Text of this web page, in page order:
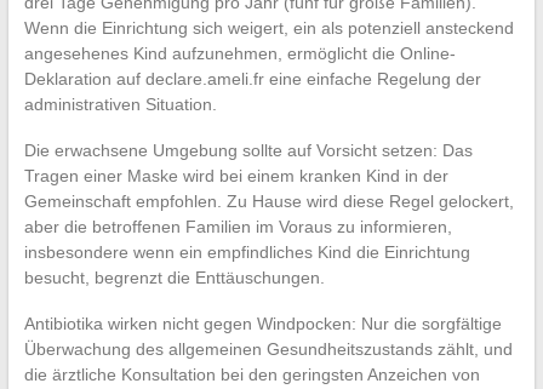
Wenn die Einrichtung sich weigert, ein als potenziell ansteckend
angesehenes Kind aufzunehmen, ermöglicht die Online-
Deklaration auf declare.ameli.fr eine einfache Regelung der
administrativen Situation.
Die erwachsene Umgebung sollte auf Vorsicht setzen: Das
Tragen einer Maske wird bei einem kranken Kind in der
Gemeinschaft empfohlen. Zu Hause wird diese Regel gelockert,
aber die betroffenen Familien im Voraus zu informieren,
insbesondere wenn ein empfindliches Kind die Einrichtung
besucht, begrenzt die Enttäuschungen.
Antibiotika wirken nicht gegen Windpocken: Nur die sorgfältige
Überwachung des allgemeinen Gesundheitszustands zählt, und
die ärztliche Konsultation bei den geringsten Anzeichen von